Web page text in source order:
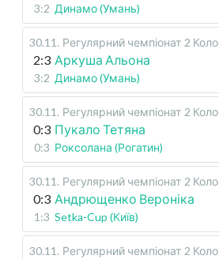
3:2 Динамо (Умань)
30.11 . Регулярний чемпіонат 2 Коло
2:3 Аркуша Альона
3:2 Динамо (Умань)
30.11 . Регулярний чемпіонат 2 Коло
0:3 Пукало Тетяна
0:3 Роксолана (Рогатин)
30.11 . Регулярний чемпіонат 2 Коло
0:3 Андрющенко Вероніка
1:3 Setka-Cup (Київ)
30.11 . Регулярний чемпіонат 2 Коло